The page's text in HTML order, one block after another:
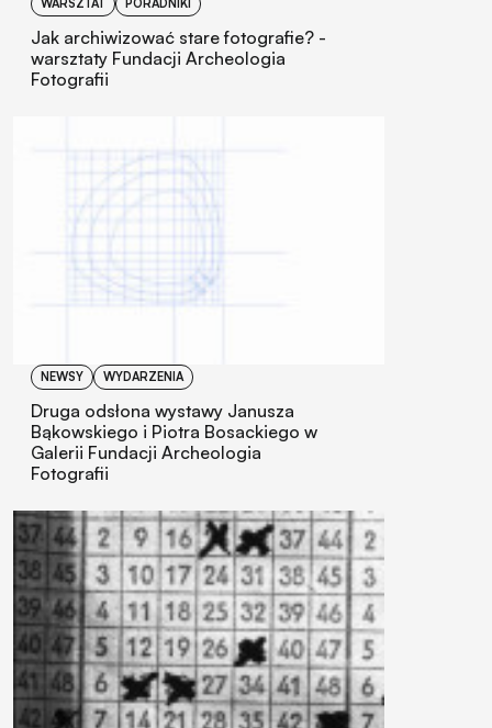
WARSZTAT PORADNIKI
Jak archiwizować stare fotografie? -
warsztaty Fundacji Archeologia
Fotografii
NEWSY WYDARZENIA
Druga odsłona wystawy Janusza
Bąkowskiego i Piotra Bosackiego w
Galerii Fundacji Archeologia
Fotografii